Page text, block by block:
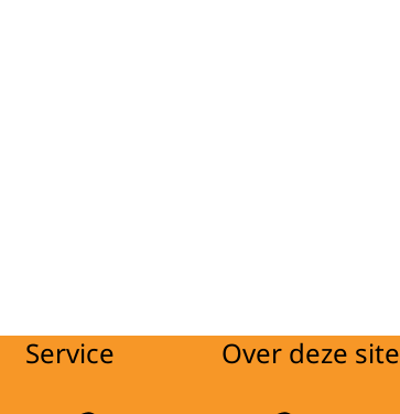
Service Over deze site